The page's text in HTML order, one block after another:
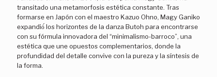
transitado una metamorfosis estética constante. Tras
formarse en Japón con el maestro Kazuo Ohno, Magy Ganiko
expandió́ los horizontes de la danza Butoh para encontrarse
con su fórmula innovadora del “minimalismo-barroco”, una
estética que une opuestos complementarios, donde la
profundidad del detalle convive con la pureza y la síntesis de
la forma.